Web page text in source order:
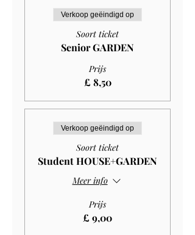
Verkoop geëindigd op
Soort ticket
Senior GARDEN
Prijs
£ 8,50
Verkoop geëindigd op
Soort ticket
Student HOUSE+GARDEN
Meer info
Prijs
£ 9,00